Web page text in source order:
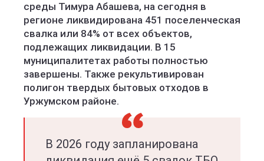
среды Тимура Абашева, на сегодня в
регионе ликвидирована 451 поселенческая
свалка или 84% от всех объектов,
подлежащих ликвидации. В 15
муниципалитетах работы полностью
завершены. Также рекультивирован
полигон твердых бытовых отходов в
Уржумском районе.
В 2026 году запланирована